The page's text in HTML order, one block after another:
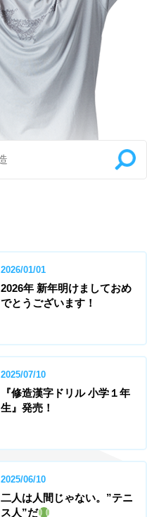
2026/01/01
2026年 新年明けましておめ
でとうございます！
2025/07/10
『修造漢字ドリル 小学１年
生』発売！
2025/06/10
二人は人間じゃない。”テニ
ス人”だ